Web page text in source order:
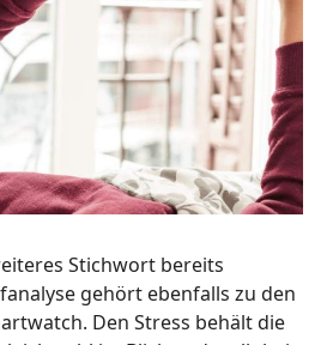
Stichwort bereits
gehört ebenfalls zu den
Den Stress behält die